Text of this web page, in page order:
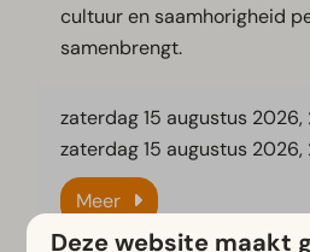
cultuur en saamhorigheid
samenbrengt.
zaterdag 15 augustus 2026,
zaterdag 15 augustus 2026,
Meer
Deze website maakt